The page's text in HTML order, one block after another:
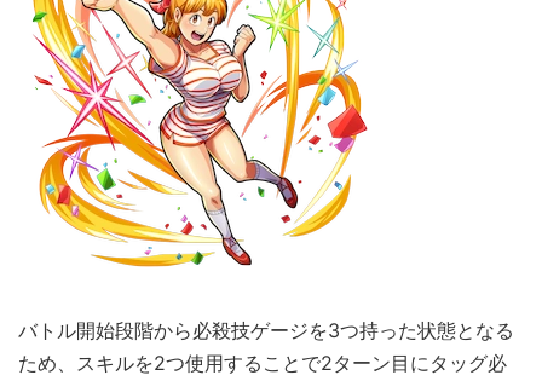
バトル開始段階から必殺技ゲージを3つ持った状態となる
ため、スキルを2つ使用することで2ターン目にタッグ必